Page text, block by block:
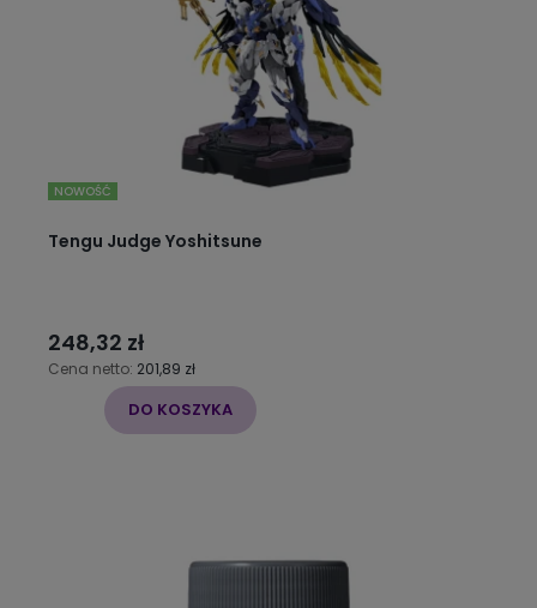
Tengu Judge Yoshitsune
248,32 zł
Cena netto: 201,89 zł
DO KOSZYKA
NOWOŚĆ